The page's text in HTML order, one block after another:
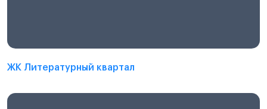
ЖК Литературный квартал